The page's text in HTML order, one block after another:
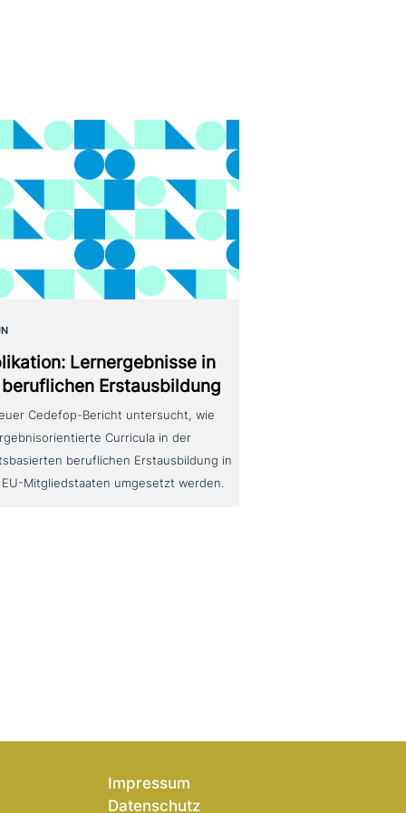
Lernergebnisse in
Erstausbildung
Cedefop-Bericht untersucht, wie
Curricula in der
beruflichen Erstausbildung in
Mitgliedstaaten umgesetzt werden.
Impressum
Datenschutz